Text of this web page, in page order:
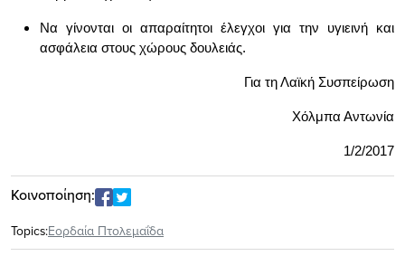
Να γίνονται οι απαραίτητοι έλεγχοι για την υγιεινή και
ασφάλεια στους χώρους δουλειάς.
Για τη Λαϊκή Συσπείρωση
Χόλμπα Αντωνία
1/2/2017
Κοινοποίηση:
Topics:Εορδαία Πτολεμαΐδα